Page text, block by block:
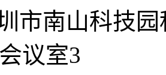
市南山科技
议室3